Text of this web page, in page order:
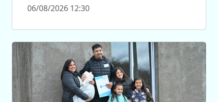
06/08/2026 12:30